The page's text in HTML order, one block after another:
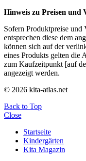
Hinweis zu Preisen und
Sofern Produktpreise und
entsprechen diese dem
können sich auf der
eines Produkts gelten die
zum Kaufzeitpunkt [auf
angezeigt werden.
© 2026 kita-atlas.net
Back to Top
Close
Startseite
Kindergärten
Kita Magazin